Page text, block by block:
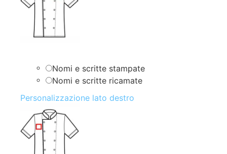
Nomi e scritte stampate
Nomi e scritte ricamate
Personalizzazione lato destro